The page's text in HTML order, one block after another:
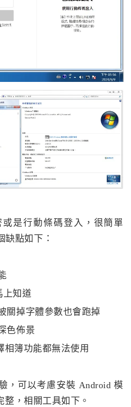
是行動條碼登入，很簡單
缺點如下：
上知道
關掉字體參數也會跑掉
色佈景
相簿功能都無法使用
，可以考慮安裝 Android 模
，相關工具如下。